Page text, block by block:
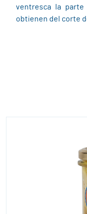
ventresca la parte
obtienen del corte